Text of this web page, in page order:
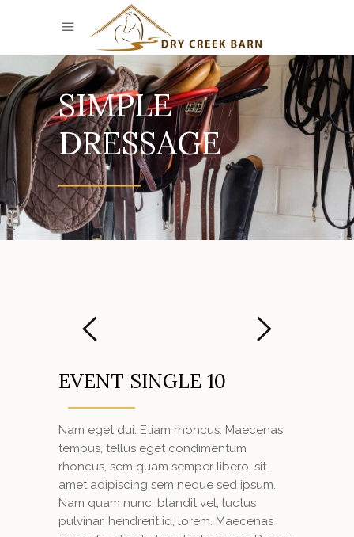
SIMPLE
DRESSAGE
EVENT SINGLE 10
Nam eget dui. Etiam rhoncus. Maecenas
tempus, tellus eget condimentum
rhoncus, sem quam semper libero, sit
amet adipiscing sem neque sed ipsum.
Nam quam nunc, blandit vel, luctus
pulvinar, hendrerit id, lorem. Maecenas